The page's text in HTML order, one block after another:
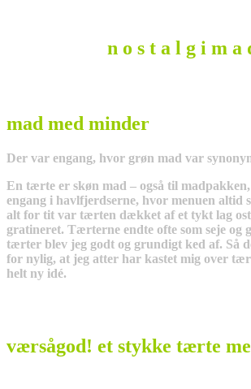
n o s t a l g i m a
mad med minder
Der var engang, hvor grøn mad var
En tærte er skøn mad – også til
engang i havlfjerdserne, hvor menuen altid
alt for tit var tærten dækket af et tykt lag
gratineret. Tærterne endte ofte som seje og
tærter blev jeg godt og grundigt ked af. Så
for nylig, at jeg atter har kastet mig over
helt ny idé.
værsågod! et stykke tærte